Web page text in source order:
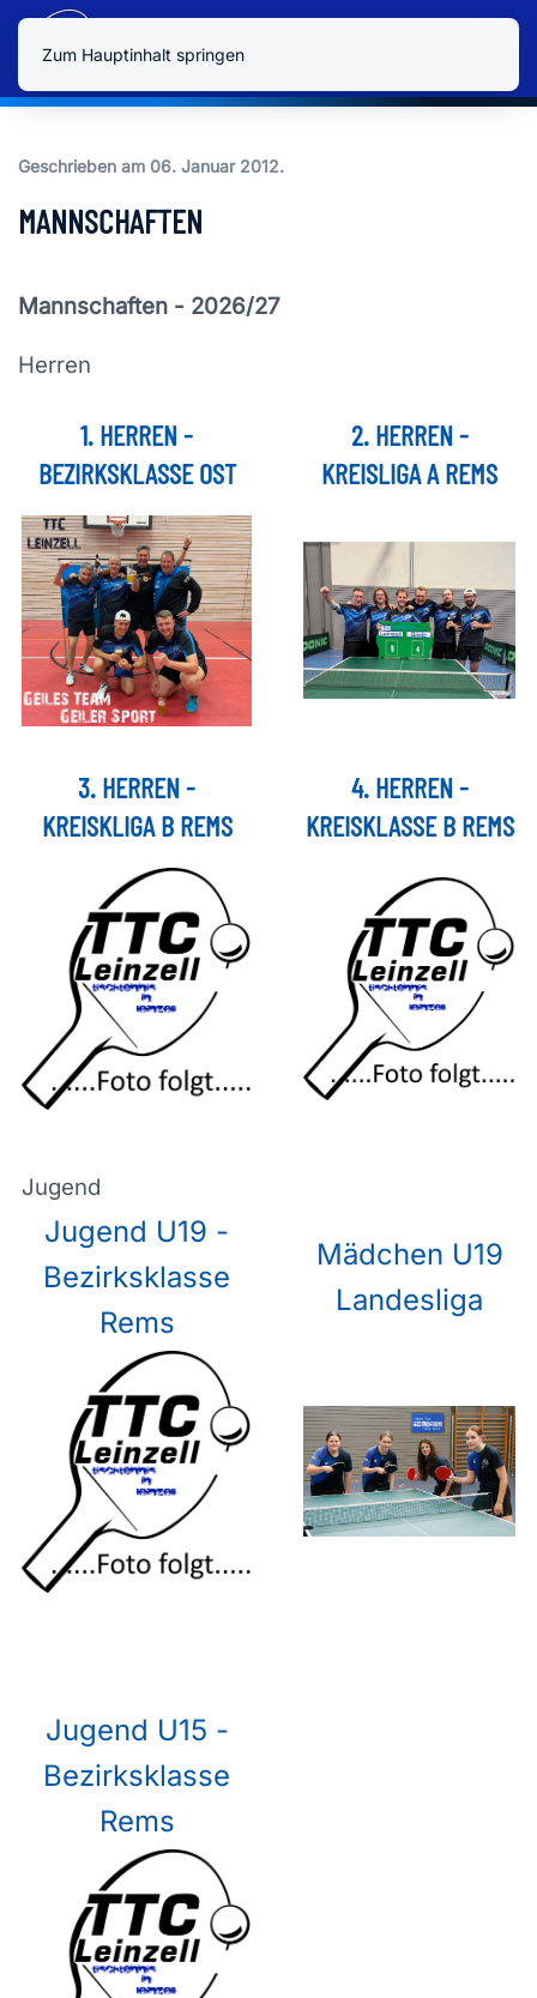
Zum Hauptinhalt springen
Geschrieben am 06. Januar 2012.
MANNSCHAFTEN
Mannschaften - 2026/27
Herren
1. HERREN -
BEZIRKSKLASSE OST
2. HERREN -
KREISLIGA A REMS
3. HERREN -
KREISKLIGA B REMS
4. HERREN -
KREISKLASSE B REMS
Jugend
Jugend U19 -
Bezirksklasse
Rems
Mädchen U19
Landesliga
Jugend U15 -
Bezirksklasse
Rems